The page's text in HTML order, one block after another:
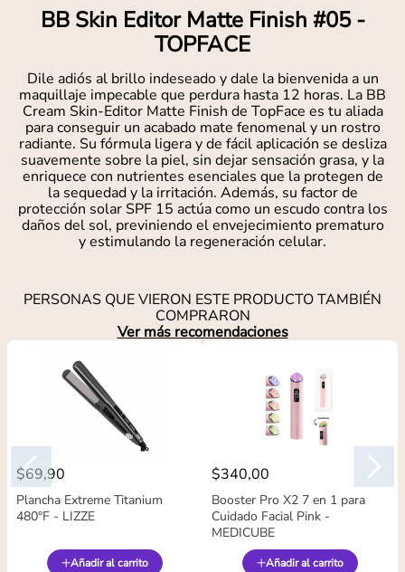
BB Skin Editor Matte Finish #05 -
TOPFACE
Dile adiós al brillo indeseado y dale la bienvenida a un
maquillaje impecable que perdura hasta 12 horas. La BB
Cream Skin-Editor Matte Finish de TopFace es tu aliada
para conseguir un acabado mate fenomenal y un rostro
radiante. Su fórmula ligera y de fácil aplicación se desliza
suavemente sobre la piel, sin dejar sensación grasa, y la
enriquece con nutrientes esenciales que la protegen de
la sequedad y la irritación. Además, su factor de
protección solar SPF 15 actúa como un escudo contra los
daños del sol, previniendo el envejecimiento prematuro
y estimulando la regeneración celular.
PERSONAS QUE VIERON ESTE PRODUCTO TAMBIÉN
COMPRARON
Ver más recomendaciones
$69,90
Plancha Extreme Titanium
480°F - LIZZE
Añadir al carrito
$340,00
Booster Pro X2 7 en 1 para
Cuidado Facial Pink -
MEDICUBE
Añadir al carrito